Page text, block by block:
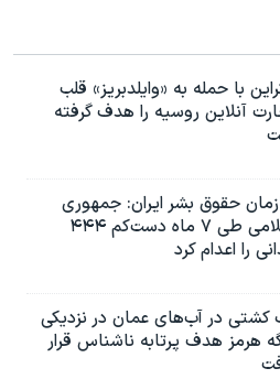
با حمله به «وایلدبریز» قلب
آنلاین روسیه را هدف گرفته
حقوق بشر ایران: جمهوری
اسلامی طی ۷ ماه دست‌کم ۴۴۴
را اعدام کرد
کشتی در آب‌های عمان در نزدیکی
هرمز هدف پرتابه ناشناس قرار